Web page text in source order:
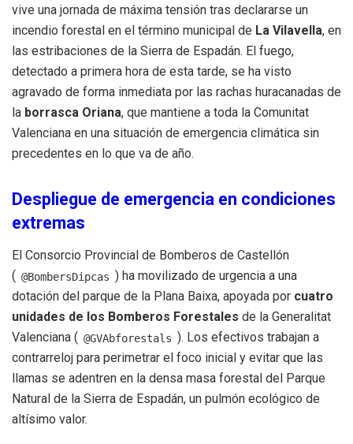
vive una jornada de máxima tensión tras declararse un
incendio forestal en el término municipal de La Vilavella, en
las estribaciones de la Sierra de Espadán. El fuego,
detectado a primera hora de esta tarde, se ha visto
agravado de forma inmediata por las rachas huracanadas de
la borrasca Oriana, que mantiene a toda la Comunitat
Valenciana en una situación de emergencia climática sin
precedentes en lo que va de año.
Despliegue de emergencia en condiciones
extremas
El Consorcio Provincial de Bomberos de Castellón
( @BombersDipcas ) ha movilizado de urgencia a una
dotación del parque de la Plana Baixa, apoyada por cuatro
unidades de los Bomberos Forestales de la Generalitat
Valenciana ( @GVAbforestals ). Los efectivos trabajan a
contrarreloj para perimetrar el foco inicial y evitar que las
llamas se adentren en la densa masa forestal del Parque
Natural de la Sierra de Espadán, un pulmón ecológico de
altísimo valor.